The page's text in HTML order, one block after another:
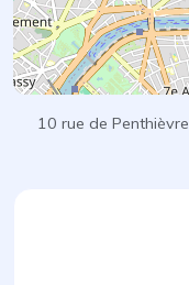
10 rue de